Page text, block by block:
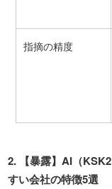
指摘の精度
2. 【暴露】AI （KSK2
すい会社の特徴5選